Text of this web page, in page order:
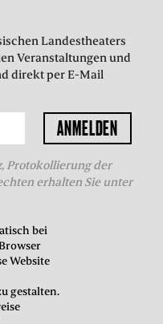
bei
Website
gestalten.
Landestheaters
Veranstaltungen und
direkt per E-Mail
Protokollierung der
erhalten Sie unter